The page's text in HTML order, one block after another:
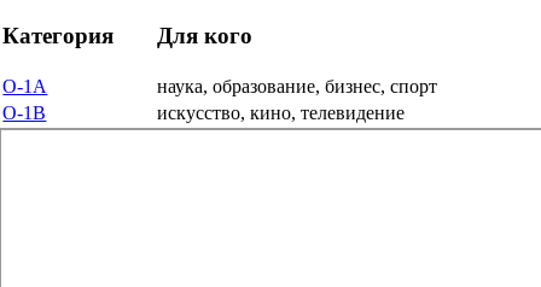
Категория Для кого
O-1A
наука, образование, бизнес, спорт
O-1B
искусство, кино, телевидение